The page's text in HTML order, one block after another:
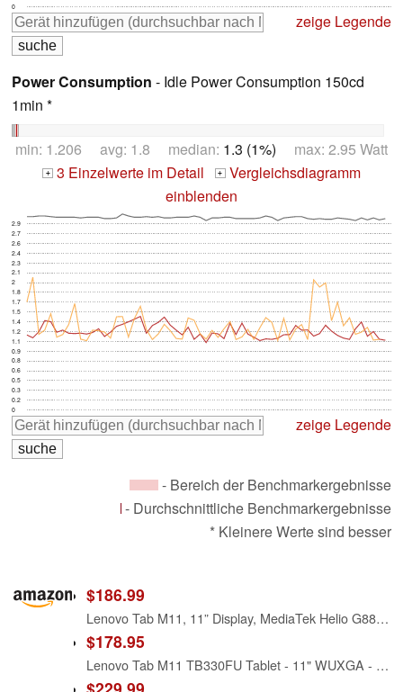
0
zeige Legende
Power Consumption - Idle Power Consumption 150cd
1min *
min: 1.206 avg: 1.8 median: 1.3 (1%) max: 2.95 Watt
+ 3 Einzelwerte im Detail + Vergleichsdiagramm
einblenden
0
0.2
0.3
0.5
0.6
0.8
0.9
1.1
1.2
1.4
1.5
1.7
1.8
2
2.1
2.3
2.4
2.6
2.7
2.9
zeige Legende
- Bereich der Benchmarkergebnisse
- Durchschnittliche Benchmarkergebnisse
* Kleinere Werte sind besser
$186.99
Lenovo Tab M11, 11” Display, MediaTek Helio G88 Octa-Core, 4GB RAM, 128GB SSD, 1920x1200 px, Ambient Light-Sensor, 10 Hour Battery, Comes w/Folio Case, Luna Grey
$178.95
Lenovo Tab M11 TB330FU Tablet - 11" WUXGA - MediaTek MT6769H Helio G88 (12 nm) Octa-core - 4 GB - 128 GB Storage - Android 13 - Luna Gray - Cortex A75 Dual-core (2 Core) 2 GHz + Cortex A55 Hexa- (6 Co